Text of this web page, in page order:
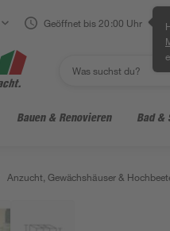
Geöffnet bis 20:00 Uhr
Bauen & Renovieren Bad &
Anzucht, Gewächshäuser &